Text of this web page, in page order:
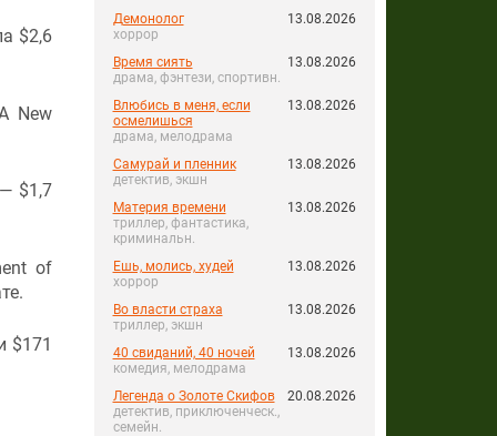
Демонолог
хоррор
13.08.2026
Время сиять
драма, фэнтези, спортивн.
13.08.2026
Влюбись в меня, если
осмелишься
драма, мелодрама
13.08.2026
Самурай и пленник
детектив, экшн
13.08.2026
Материя времени
триллер, фантастика,
криминальн.
13.08.2026
Ешь, молись, худей
хоррор
13.08.2026
Во власти страха
триллер, экшн
13.08.2026
40 свиданий, 40 ночей
комедия, мелодрама
13.08.2026
Легенда о Золоте Скифов
детектив, приключенческ.,
семейн.
20.08.2026
$2,6
New
$1,7
of
$171